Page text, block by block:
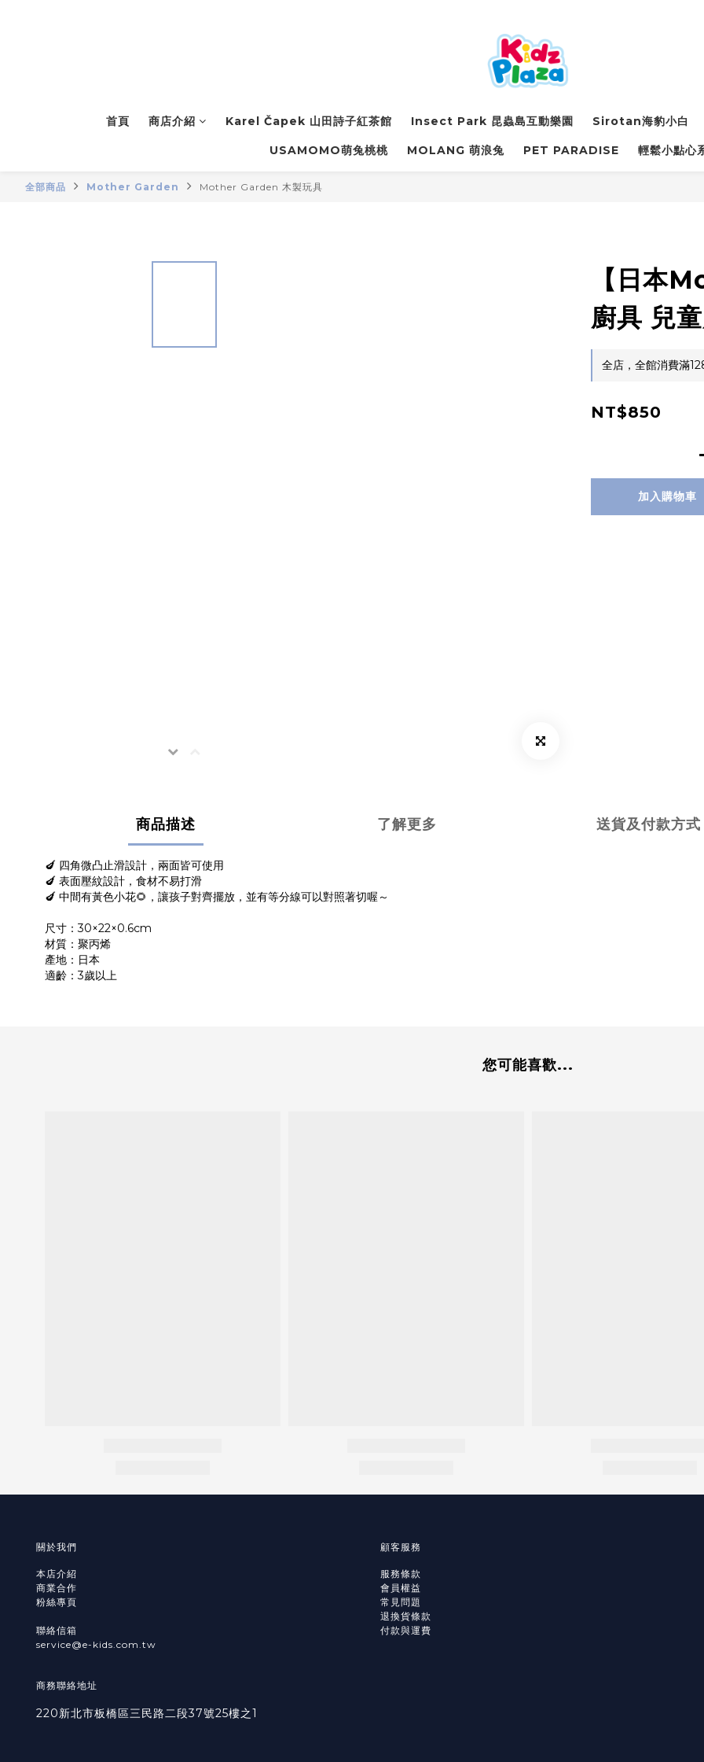
首頁 商店介紹 Karel Čapek 山田詩子紅茶館 Insect Park 昆蟲島互動樂園 Sirotan海豹小白
USAMOMO萌兔桃桃 MOLANG 萌浪兔 PET PARADISE 輕鬆小點心
全部商品 Mother Garden Mother Garden 木製玩具
【日本
廚具 兒
全店，全館消費滿
NT$850
加入購物車
商品描述 了解更多 送貨及付款方式
🍆 四角微凸止滑設計，兩面皆可使用
🍆 表面壓紋設計，食材不易打滑
🍆 中間有黃色小花🌻，讓孩子對齊擺放，並有等分線可以對照著切喔～
尺寸：30×22×0.6cm
材質：聚丙烯
產地：日本
適齡：3歲以上
您可能喜歡...
關於我們
本店介紹
商業合作
粉絲專頁
聯絡信箱
service@e-kids.com.tw
商務聯絡地址
220新北市板橋區三民路二段37號25樓之1
顧客服務
服務條款
會員權益
常見問題
退換貨條款
付款與運費